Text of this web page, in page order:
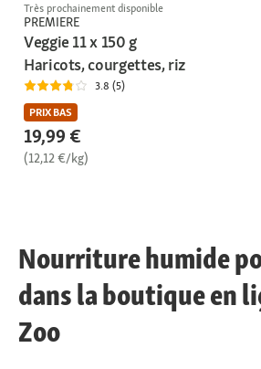
Très prochainement disponible
PREMIERE
Veggie 11 x 150 g
Haricots, courgettes, riz
3.8 (5)
PRIX BAS
19,99 €
(12,12 €/kg)
Nourriture humide
dans la boutique en
Zoo